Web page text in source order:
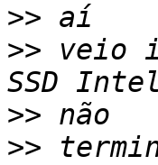
>>
>> veio
>>
>>